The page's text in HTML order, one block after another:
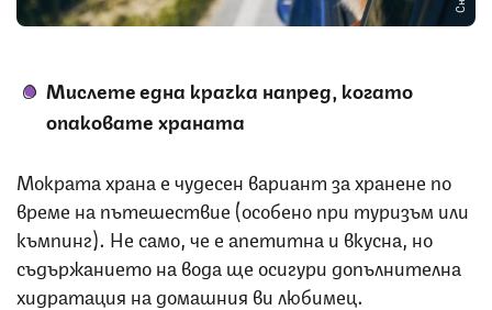
Мислете една крачка напред, когато
опаковате храната
Мократа храна е чудесен вариант за хранене по
време на пътешествие (особено при туризъм или
къмпинг). Не само, че е апетитна и вкусна, но
съдържанието на вода ще осигури допълнителна
хидратация на домашния ви любимец.